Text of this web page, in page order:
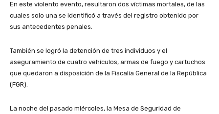
En este violento evento, resultaron dos víctimas mortales, de las
cuales solo una se identificó a través del registro obtenido por
sus antecedentes penales.
También se logró la detención de tres individuos y el
aseguramiento de cuatro vehículos, armas de fuego y cartuchos
que quedaron a disposición de la Fiscalía General de la República
(FGR).
La noche del pasado miércoles, la Mesa de Seguridad de